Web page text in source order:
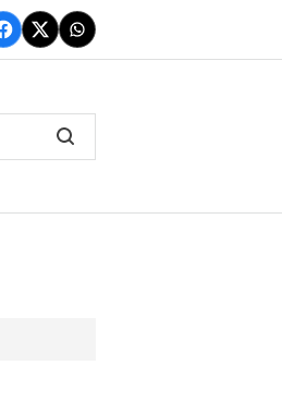
Facebook
TwitterWhatsApp